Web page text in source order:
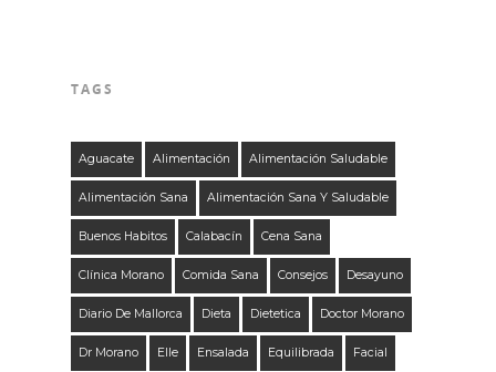
TAGS
Aguacate Alimentación Alimentación Saludable
Alimentación Sana Alimentación Sana Y Saludable
Buenos Habitos Calabacín Cena Sana
Clínica Morano Comida Sana Consejos Desayuno
Diario De Mallorca Dieta Dietetica Doctor Morano
Dr Morano Elle Ensalada Equilibrada Facial